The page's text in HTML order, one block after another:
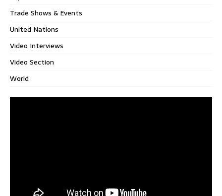
Trade Shows & Events
United Nations
Video Interviews
Video Section
World